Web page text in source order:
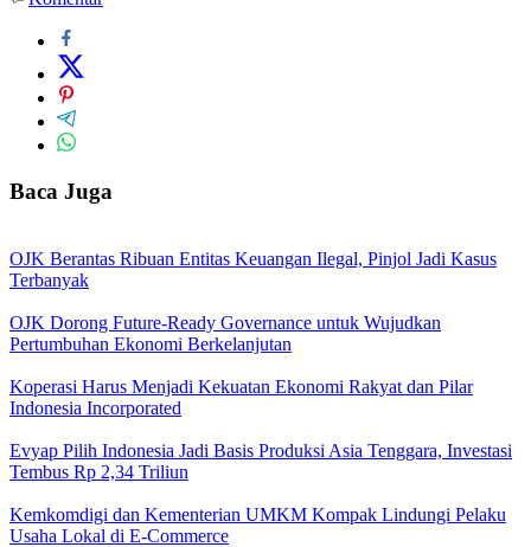
Baca Juga
OJK Berantas Ribuan Entitas Keuangan Ilegal, Pinjol Jadi Kasus
Terbanyak
OJK Dorong Future-Ready Governance untuk Wujudkan
Pertumbuhan Ekonomi Berkelanjutan
Koperasi Harus Menjadi Kekuatan Ekonomi Rakyat dan Pilar
Indonesia Incorporated
Evyap Pilih Indonesia Jadi Basis Produksi Asia Tenggara, Investasi
Tembus Rp 2,34 Triliun
Kemkomdigi dan Kementerian UMKM Kompak Lindungi Pelaku
Usaha Lokal di E-Commerce